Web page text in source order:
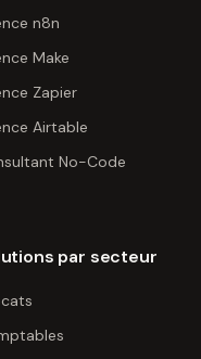
n8n
Make
Zapier
Airtable
No-Code
par secteur